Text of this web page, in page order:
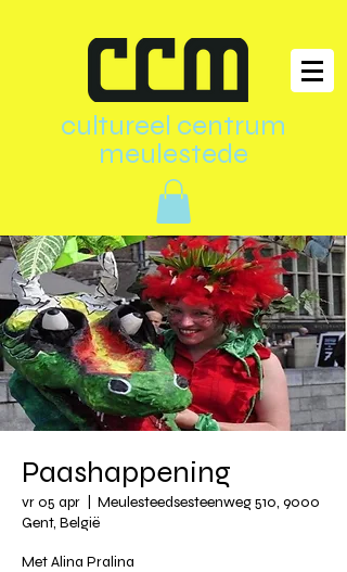
cultureel centrum
meulestede
Paashappening
vr 05 apr
Meulesteedsesteenweg 510, 9000
Gent, België
Met Alina Pralina